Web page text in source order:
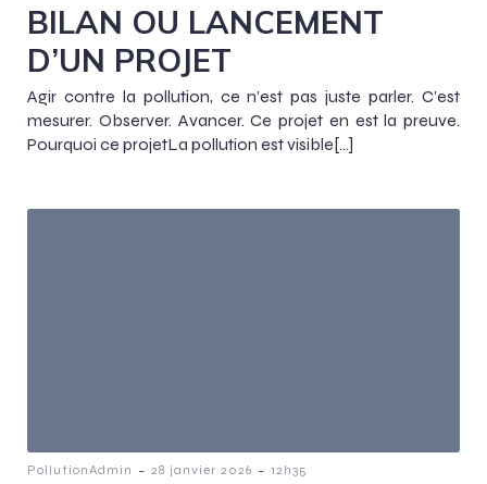
BILAN OU LANCEMENT
D’UN PROJET
Agir contre la pollution, ce n’est pas juste parler. C’est
mesurer. Observer. Avancer. Ce projet en est la preuve.
Pourquoi ce projetLa pollution est visible[…]
PollutionAdmin - 28 janvier 2026 - 12h35